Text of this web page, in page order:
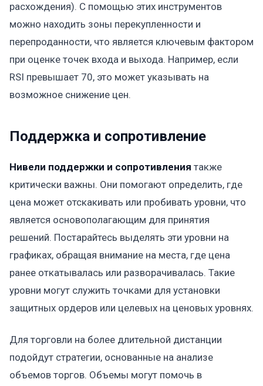
расхождения). С помощью этих инструментов
можно находить зоны перекупленности и
перепроданности, что является ключевым фактором
при оценке точек входа и выхода. Например, если
RSI превышает 70, это может указывать на
возможное снижение цен.
Поддержка и сопротивление
Нивели поддержки и сопротивления также
критически важны. Они помогают определить, где
цена может отскакивать или пробивать уровни, что
является основополагающим для принятия
решений. Постарайтесь выделять эти уровни на
графиках, обращая внимание на места, где цена
ранее откатывалась или разворачивалась. Такие
уровни могут служить точками для установки
защитных ордеров или целевых на ценовых уровнях.
Для торговли на более длительной дистанции
подойдут стратегии, основанные на анализе
объемов торгов. Объемы могут помочь в